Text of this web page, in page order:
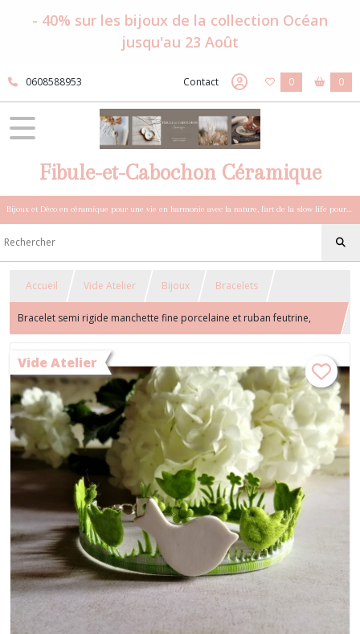
- 40% sur les bijoux de la collection Océan
jusqu'au 23 Août
0608588953 Contact 0 0
Fibule-et-Cabochon Céramique
Bijoux et Déco en céramique pour une vie en harmonie avec la nature, l'art de la slow life pour esprits sensibles et bohèmes.
Accueil Vide Atelier Bijoux Bracelets
Bracelet semi rigide manchette fine porcelaine et ruban feutrine,
bracelet souple vert et blanc, bracelet oiseau porcelaine, bracelet
textile, métal argenté
Vide Atelier